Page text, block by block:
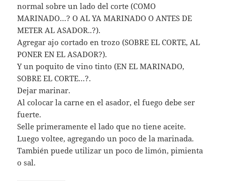
normal sobre un lado del corte (COMO
MARINADO…? O AL YA MARINADO O ANTES DE
METER AL ASADOR..?).
Agregar ajo cortado en trozo (SOBRE EL CORTE, AL
PONER EN EL ASADOR?).
Y un poquito de vino tinto (EN EL MARINADO,
SOBRE EL CORTE…?.
Dejar marinar.
Al colocar la carne en el asador, el fuego debe ser
fuerte.
Selle primeramente el lado que no tiene aceite.
Luego voltee, agregando un poco de la marinada.
También puede utilizar un poco de limón, pimienta
o sal.